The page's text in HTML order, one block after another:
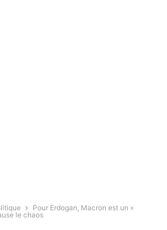
Pour Erdogan, Macron est un «
le chaos